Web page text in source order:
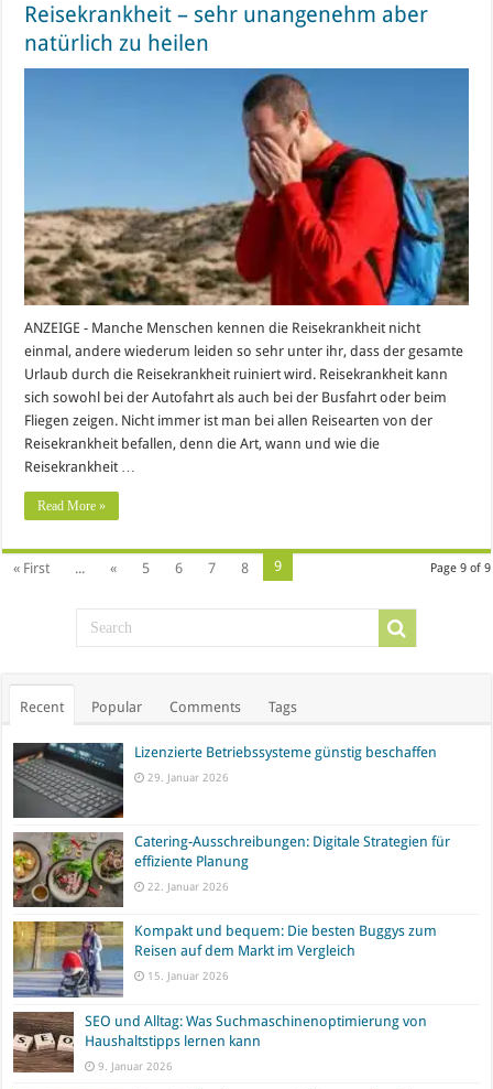
Reisekrankheit – sehr unangenehm aber
natürlich zu heilen
ANZEIGE - Manche Menschen kennen die Reisekrankheit nicht
einmal, andere wiederum leiden so sehr unter ihr, dass der gesamte
Urlaub durch die Reisekrankheit ruiniert wird. Reisekrankheit kann
sich sowohl bei der Autofahrt als auch bei der Busfahrt oder beim
Fliegen zeigen. Nicht immer ist man bei allen Reisearten von der
Reisekrankheit befallen, denn die Art, wann und wie die
Reisekrankheit …
Read More »
Page 9 of 9
« First ... « 5 6 7 8 9
Recent Popular Comments Tags
Lizenzierte Betriebssysteme günstig beschaffen
29. Januar 2026
Catering-Ausschreibungen: Digitale Strategien für
effiziente Planung
22. Januar 2026
Kompakt und bequem: Die besten Buggys zum
Reisen auf dem Markt im Vergleich
15. Januar 2026
SEO und Alltag: Was Suchmaschinenoptimierung von
Haushaltstipps lernen kann
9. Januar 2026